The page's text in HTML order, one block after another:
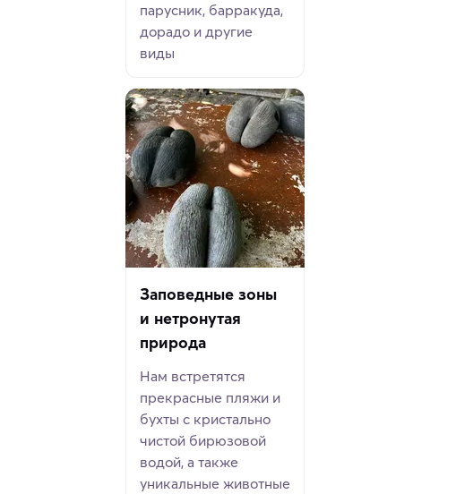
парусник, барракуда,
дорадо и другие
виды
Заповедные зоны
и нетронутая
природа
Нам встретятся
прекрасные пляжи и
бухты с кристально
чистой бирюзовой
водой, а также
уникальные животные